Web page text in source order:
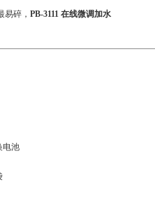
易碎， PB-3111 在线微调加水
电池